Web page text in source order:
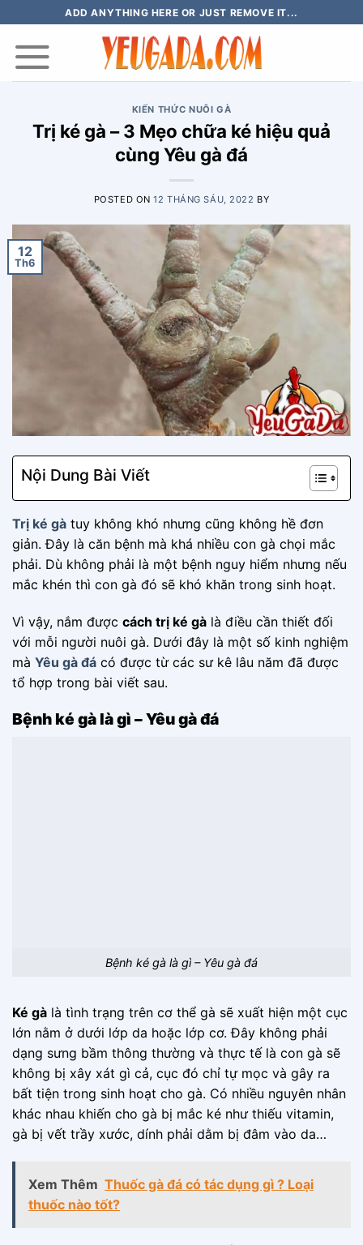
content
ADD ANYTHING HERE OR JUST REMOVE IT...
KIẾN THỨC NUÔI GÀ
Trị ké gà – 3 Mẹo chữa ké hiệu quả
cùng Yêu gà đá
POSTED ON12 THÁNG SÁU, 2022 BY
12
Th6
Nội Dung Bài Viết
Trị ké gà tuy không khó nhưng cũng không hề đơn
giản. Đây là căn bệnh mà khá nhiều con gà chọi mắc
phải. Dù không phải là một bệnh nguy hiểm nhưng nếu
mắc khén thì con gà đó sẽ khó khăn trong sinh hoạt.
Vì vậy, nắm được cách trị ké gà là điều cần thiết đối
với mỗi người nuôi gà. Dưới đây là một số kinh nghiệm
mà Yêu gà đá có được từ các sư kê lâu năm đã được
tổ hợp trong bài viết sau.
Bệnh ké gà là gì – Yêu gà đá
Bệnh ké gà là gì – Yêu gà đá
Ké gà là tình trạng trên cơ thể gà sẽ xuất hiện một cục
lớn nằm ở dưới lớp da hoặc lớp cơ. Đây không phải
dạng sưng bầm thông thường và thực tế là con gà sẽ
không bị xây xát gì cả, cục đó chỉ tự mọc và gây ra
bất tiện trong sinh hoạt cho gà. Có nhiều nguyên nhân
khác nhau khiến cho gà bị mắc ké như thiếu vitamin,
gà bị vết trầy xước, dính phải dằm bị đâm vào da…
Xem Thêm Thuốc gà đá có tác dụng gì ? Loại
thuốc nào tốt?